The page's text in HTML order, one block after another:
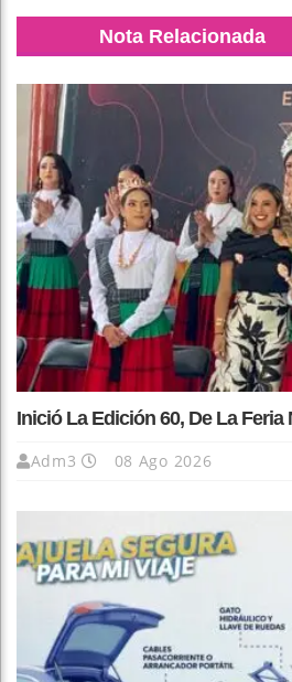
Nota Relacionada
Inició La Edición 60, De La Feria
Adm3 08 Ago 2026